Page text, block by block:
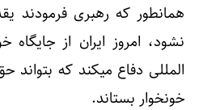
همانطور که رهبری فرمودند
نشود، امروز ایران از
المللی دفاع میکند که بتواند
خونخوار بستاند.